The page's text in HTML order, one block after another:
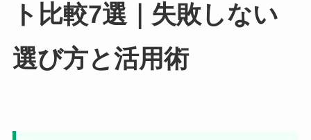
ト比較7選｜失敗しない
選び方と活用術